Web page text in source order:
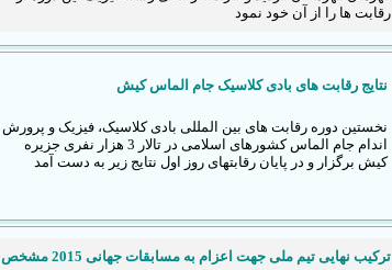
رقابت ها را از آن خود نمود
نتایج رقابت های بادی کلاسیک جام الماس کیش
نخستین دوره رقابت های بین المللی بادی کلاسیک، فیزیک و پرورش
اندام جام الماس کشورهای اسلامی در تالار 3 هزار نفری جزیره
کیش برگزار و در پایان رقابتهای روز اول نتایج زیر به دست آمد
ترکیب نهایی تیم ملی جهت اعزام به مسابقات جهانی 2015 مشخص